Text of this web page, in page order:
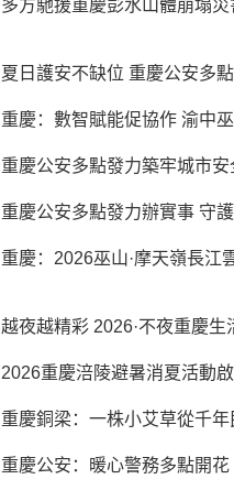
多方馳援重慶彭水山體崩塌災
夏日護安不缺位 重慶公安多
重慶：數智賦能促協作 渝中
重慶公安多點發力築牢城市安
重慶公安多點發力辦實事 守
重慶：2026巫山·摩天嶺長江
越夜越精彩 2026·不夜重慶生
2026重慶涪陵避暑消夏活動
重慶銅梁：一株小艾草從千
重慶公安：暖心警務多點開